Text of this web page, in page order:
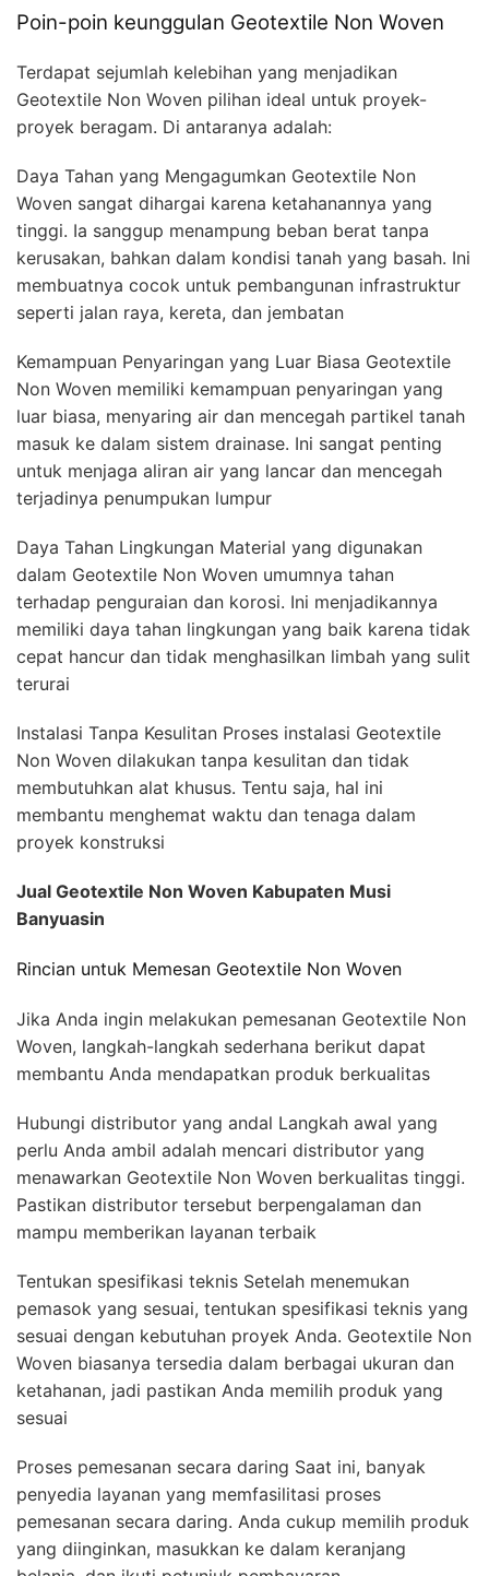
Poin-poin keunggulan Geotextile Non Woven
Terdapat sejumlah kelebihan yang menjadikan
Geotextile Non Woven pilihan ideal untuk proyek-
proyek beragam. Di antaranya adalah:
Daya Tahan yang Mengagumkan Geotextile Non
Woven sangat dihargai karena ketahanannya yang
tinggi. Ia sanggup menampung beban berat tanpa
kerusakan, bahkan dalam kondisi tanah yang basah. Ini
membuatnya cocok untuk pembangunan infrastruktur
seperti jalan raya, kereta, dan jembatan
Kemampuan Penyaringan yang Luar Biasa Geotextile
Non Woven memiliki kemampuan penyaringan yang
luar biasa, menyaring air dan mencegah partikel tanah
masuk ke dalam sistem drainase. Ini sangat penting
untuk menjaga aliran air yang lancar dan mencegah
terjadinya penumpukan lumpur
Daya Tahan Lingkungan Material yang digunakan
dalam Geotextile Non Woven umumnya tahan
terhadap penguraian dan korosi. Ini menjadikannya
memiliki daya tahan lingkungan yang baik karena tidak
cepat hancur dan tidak menghasilkan limbah yang sulit
terurai
Instalasi Tanpa Kesulitan Proses instalasi Geotextile
Non Woven dilakukan tanpa kesulitan dan tidak
membutuhkan alat khusus. Tentu saja, hal ini
membantu menghemat waktu dan tenaga dalam
proyek konstruksi
Jual Geotextile Non Woven Kabupaten Musi
Banyuasin
Rincian untuk Memesan Geotextile Non Woven
Jika Anda ingin melakukan pemesanan Geotextile Non
Woven, langkah-langkah sederhana berikut dapat
membantu Anda mendapatkan produk berkualitas
Hubungi distributor yang andal Langkah awal yang
perlu Anda ambil adalah mencari distributor yang
menawarkan Geotextile Non Woven berkualitas tinggi.
Pastikan distributor tersebut berpengalaman dan
mampu memberikan layanan terbaik
Tentukan spesifikasi teknis Setelah menemukan
pemasok yang sesuai, tentukan spesifikasi teknis yang
sesuai dengan kebutuhan proyek Anda. Geotextile Non
Woven biasanya tersedia dalam berbagai ukuran dan
ketahanan, jadi pastikan Anda memilih produk yang
sesuai
Proses pemesanan secara daring Saat ini, banyak
penyedia layanan yang memfasilitasi proses
pemesanan secara daring. Anda cukup memilih produk
yang diinginkan, masukkan ke dalam keranjang